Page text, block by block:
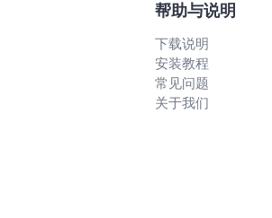
帮助与说明
下载说明
安装教程
常见问题
关于我们